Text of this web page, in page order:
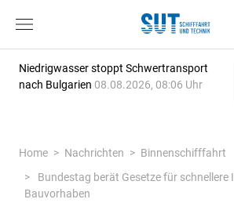
Niedrigwasser stoppt Schwertransport
nach Bulgarien 08.08.2026, 08:06 Uhr
Home Nachrichten
Binnenschifffahrt
Bundestag berät Gesetze für
Bauvorhaben